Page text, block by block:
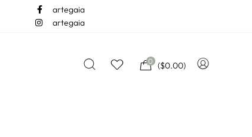
artegaia
artegaia
0 ($0.00)